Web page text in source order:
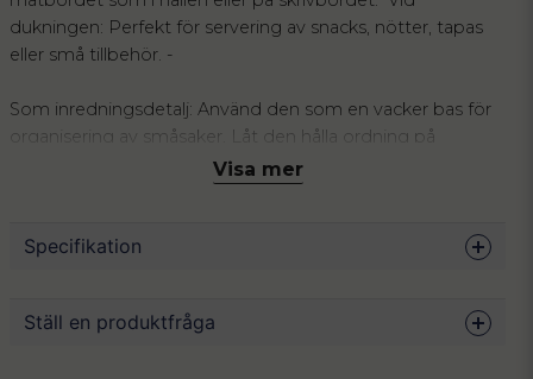
dukningen: Perfekt för servering av snacks, nötter, tapas
eller små tillbehör. -
Som inredningsdetalj: Använd den som en vacker bas för
organisering av småsaker. Låt den hålla ordning på
nycklarna i hallen, smyckena på nattduksbordet eller
kontorsmaterialet på skrivbordet.
Skapa harmoni i vardagen med vår handgjorda skål i
akaciaträ. Med en diameter på 15 cm är detta den perfekta
skandinavisk estetik.
Visa mer
Specifikation
Mått
15 x 6 cm
Ställ en produktfråga